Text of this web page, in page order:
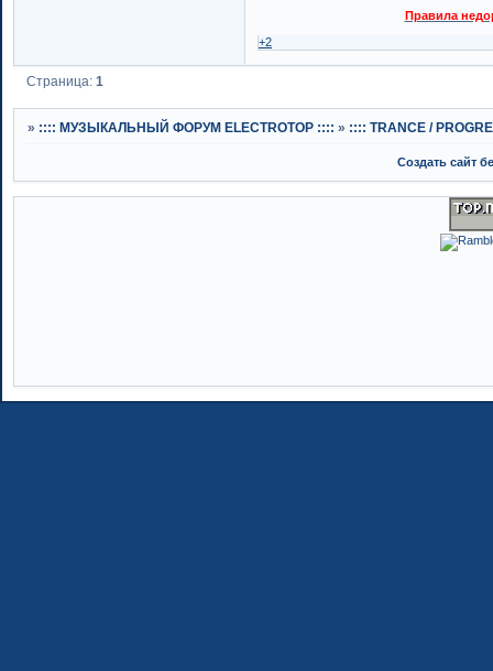
Правила
+2
Страница:1
» :::: МУЗЫКАЛЬНЫЙ ФОРУМ ELECTROTOP :::: » :::: TRANCE /
Создать сайт